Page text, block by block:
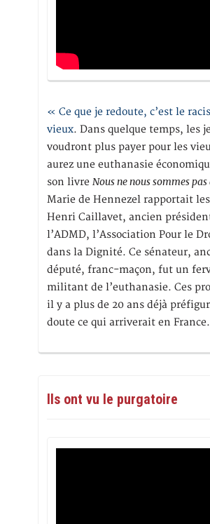
« Ce que je redoute, c’est le
vieux. Dans quelque temps, les
voudront plus payer pour les
aurez une euthanasie
son livre Nous ne nous sommes
Marie de Hennezel rapportait
Henri Caillavet, ancien
l’ADMD, l’Association Pour le
dans la Dignité. Ce sénateur,
député, franc-maçon, fut un
militant de l’euthanasie. Ces
il y a plus de 20 ans déjà
doute ce qui arriverait en France.
Ils ont vu le purgatoire